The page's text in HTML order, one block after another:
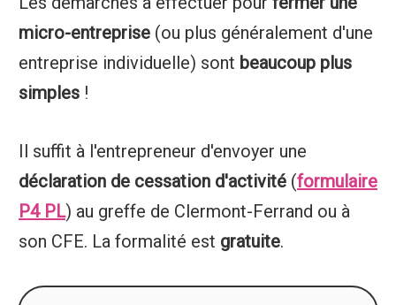
micro-entreprise (ou plus généralement d'une
entreprise individuelle) sont beaucoup plus
simples !
Il suffit à l'entrepreneur d'envoyer une
déclaration de cessation d'activité (formulaire
P4 PL) au greffe de Clermont-Ferrand ou à
son CFE. La formalité est gratuite.